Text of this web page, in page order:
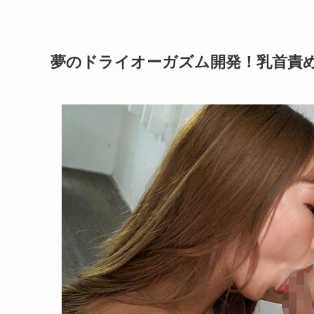
夢のドライオーガズム開発！乳首責